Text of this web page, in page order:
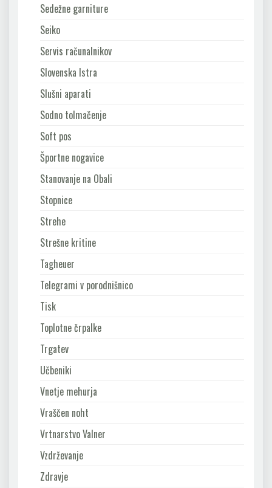
Sedežne garniture
Seiko
Servis računalnikov
Slovenska Istra
Slušni aparati
Sodno tolmačenje
Soft pos
Športne nogavice
Stanovanje na Obali
Stopnice
Strehe
Strešne kritine
Tagheuer
Telegrami v porodnišnico
Tisk
Toplotne črpalke
Trgatev
Učbeniki
Vnetje mehurja
Vraščen noht
Vrtnarstvo Valner
Vzdrževanje
Zdravje